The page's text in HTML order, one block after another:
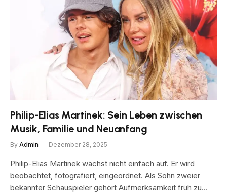
Philip-Elias Martinek: Sein Leben zwischen
Musik, Familie und Neuanfang
By Admin Dezember 28, 2025
Philip-Elias Martinek wächst nicht einfach auf. Er wird
beobachtet, fotografiert, eingeordnet. Als Sohn zweier
bekannter Schauspieler gehört Aufmerksamkeit früh zu…